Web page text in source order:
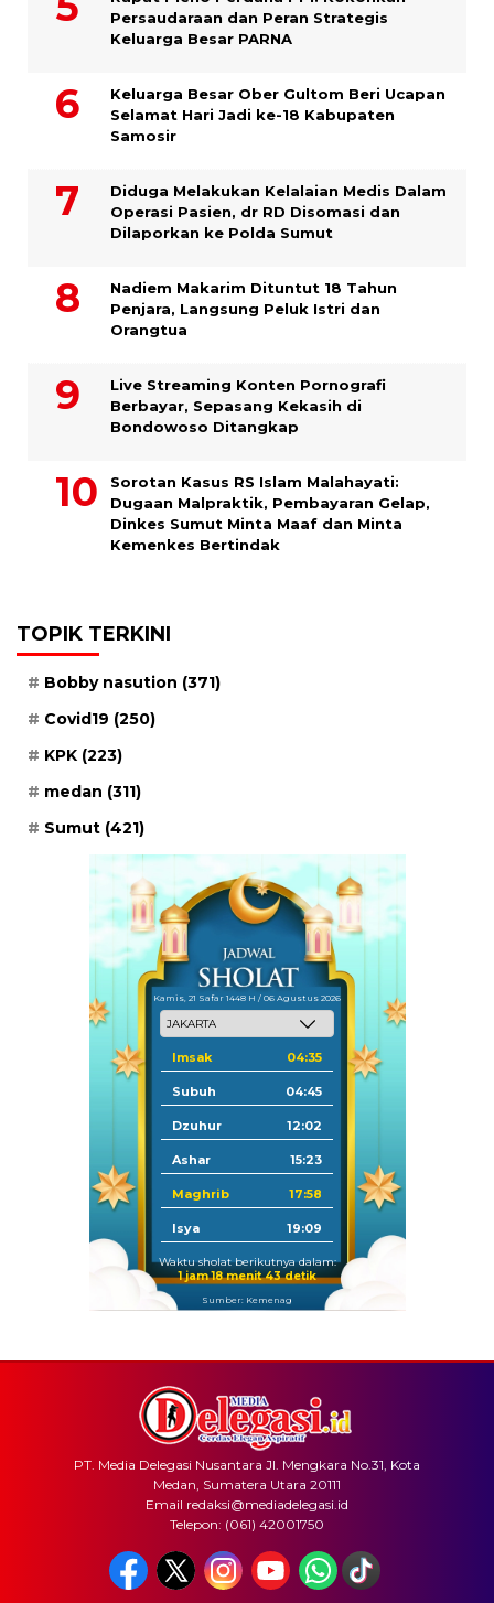
Persaudaraan dan Peran Strategis
Keluarga Besar PARNA
Keluarga Besar Ober Gultom Beri Ucapan
Selamat Hari Jadi ke-18 Kabupaten
Samosir
Diduga Melakukan Kelalaian Medis Dalam
Operasi Pasien, dr RD Disomasi dan
Dilaporkan ke Polda Sumut
​Nadiem Makarim Dituntut 18 Tahun
Penjara, Langsung Peluk Istri dan
Orangtua
Live Streaming Konten Pornografi
Berbayar, Sepasang Kekasih di
Bondowoso Ditangkap
Sorotan Kasus RS Islam Malahayati:
Dugaan Malpraktik, Pembayaran Gelap,
Dinkes Sumut Minta Maaf dan Minta
Kemenkes Bertindak
TOPIK TERKINI
Bobby nasution (371)
Covid19 (250)
KPK (223)
medan (311)
Sumut (421)
Kamis, 21 Safar 1448 H / 06 Agustus 2026
Imsak 04:35
Subuh 04:45
Dzuhur 12:02
Ashar 15:23
Maghrib 17:58
Isya 19:09
Waktu sholat berikutnya dalam:
1 jam 18 menit 42 detik
Sumber: Kemenag
PT. Media Delegasi Nusantara Jl. Mengkara No.31, Kota
Medan, Sumatera Utara 20111
Email redaksi@mediadelegasi.id
Telepon: (061) 42001750